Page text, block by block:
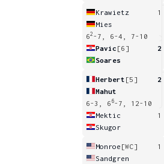
Krawietz
1
Mies
62 -7, 6-4, 7-10
Pavic [6]
2
Soares
Herbert [5]
2
Mahut
6-3, 6 6-7, 12-10
Mektic
1
Skugor
Monroe [WC]
1
Sandgren